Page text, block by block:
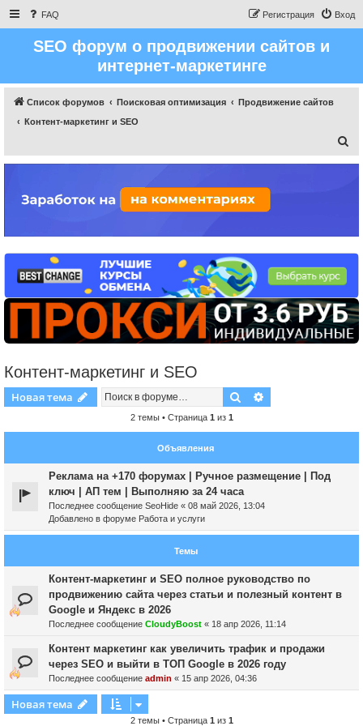
FAQ Вход
Регистрация
SEO форум о продвижении сайтов и
интернет-маркетинге
Список форумов Поисковая оптимизация
Продвижение сайтов
Контент-маркетинг и SEO
Контент-маркетинг и SEO
Новая тема Поиск
2 темы • Страница 1 из 1
Объявления
Реклама на +170 форумах | Ручное размещение | Под
ключ | АП тем | Выполняю за 24 часа
Последнее сообщение SeoHide « 08 май 2026, 13:04
Добавлено в форуме Работа и услуги
Темы
Контент-маркетинг и SEO полное руководство по
продвижению сайта через статьи и полезный контент в
Google и Яндекс в 2026
Последнее сообщение CloudyBoost « 18 апр 2026, 11:14
Контент маркетинг как увеличить трафик и продажи
через SEO и выйти в ТОП Google в 2026 году
Последнее сообщение admin « 15 апр 2026, 04:36
Новая тема
2 темы • Страница 1 из 1